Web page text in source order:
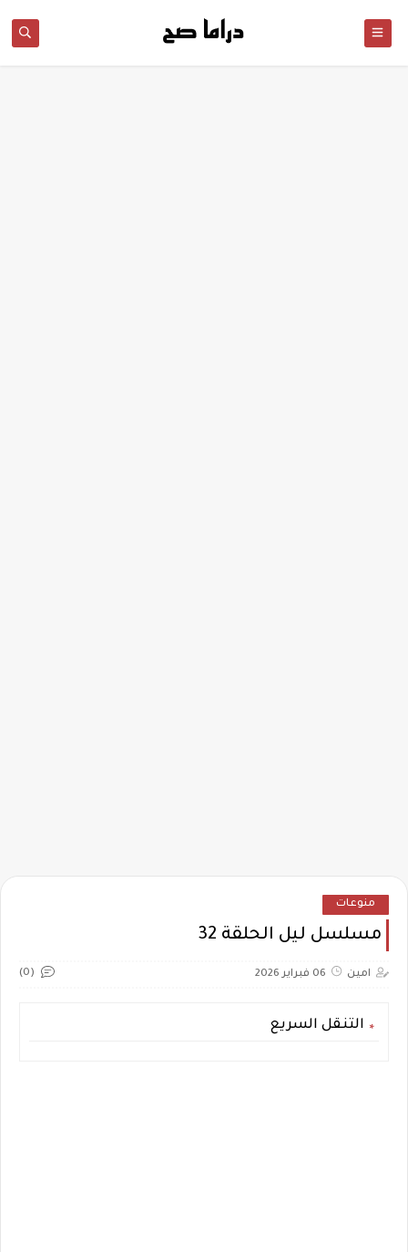
منوعات
مسلسل ليل الحلقة 32
امين 06 فبراير 2026 (0)
التنقل السريع